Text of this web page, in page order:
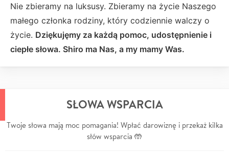
Nie zbieramy na luksusy. Zbieramy na życie Naszego
małego członka rodziny, który codziennie walczy o
życie. Dziękujęmy za każdą pomoc, udostępnienie i
ciepłe słowa. Shiro ma Nas, a my mamy Was.
SŁOWA WSPARCIA
Twoje słowa mają moc pomagania! Wpłać darowiznę i przekaż kilka
słów wsparcia 🤲